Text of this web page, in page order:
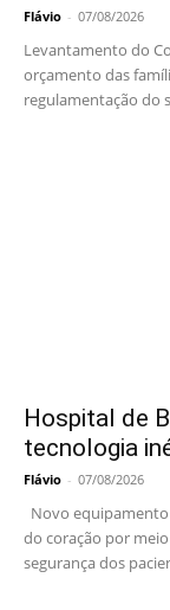
Flávio - 07/08/2026
Levantamento do
orçamento das
regulamentação do
Hospital de
tecnologia
Flávio - 07/08/2026
Novo
do coração por
segurança dos